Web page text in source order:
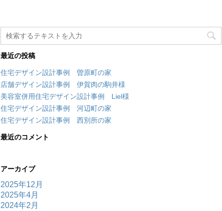
最近の投稿
住宅デザイン設計事例 曽原町の家
店舗デザイン設計事例 伊賀肉の駒井様
美容室併用住宅デザイン設計事例 Liel様
住宅デザイン設計事例 河辺町の家
住宅デザイン設計事例 西別所の家
最近のコメント
アーカイブ
2025年12月
2025年4月
2024年2月